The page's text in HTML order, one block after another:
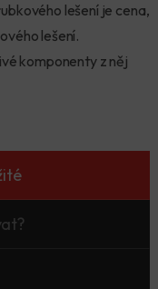
lešení je cena,
lešení.
komponenty z něj